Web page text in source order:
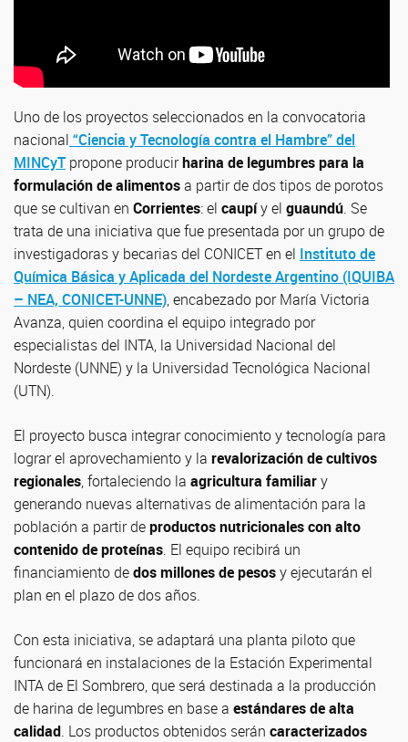
Uno de los proyectos seleccionados en la convocatoria
nacional “Ciencia y Tecnología contra el Hambre” del
MINCyT propone producirharina de legumbres para la
formulación de alimentosa partir de dos tipos de porotos
que se cultivan en Corrientes: el caupíy el guaundú. Se
trata de una iniciativa que fue presentada por un grupo de
investigadoras y becarias del CONICET en el Instituto de
Química Básica y Aplicada del Nordeste Argentino (IQUIBA
– NEA, CONICET-UNNE), encabezado por María Victoria
Avanza, quien coordina el equipo integrado por
especialistas del INTA, la Universidad Nacional del
Nordeste (UNNE) y la Universidad Tecnológica Nacional
(UTN).
El proyecto busca integrar conocimiento y tecnología para
lograr el aprovechamiento y la revalorización de cultivos
regionales, fortaleciendo la agricultura familiary
generando nuevas alternativas de alimentación para la
población a partir deproductos nutricionales con alto
contenido de proteínas. El equipo recibirá un
financiamiento dedos millones de pesosy ejecutarán el
plan en el plazo de dos años.
Con esta iniciativa, se adaptará una planta piloto que
funcionará en instalaciones de la Estación Experimental
INTA de El Sombrero, que será destinada a la producción
de harina de legumbres en base a estándares de alta
calidad. Los productos obtenidos serán caracterizados